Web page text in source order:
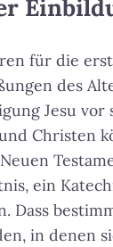
für die
des
Jesu vor
Christen
ein
Dass
in denen